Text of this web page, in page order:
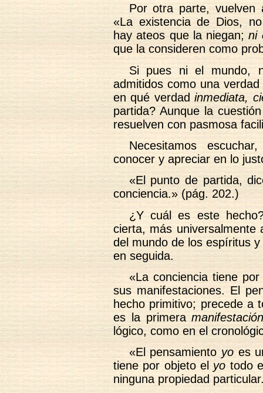
Por otra parte, vuelven
«La existencia de Dios,
hay ateos que la niegan;ni
que la consideren como
Si pues ni el mundo,
admitidos como una
en qué verdadinmediata,
partida? Aunque la
resuelven con pasmosa
Necesitamos
conocer y apreciar en lo
«El punto de partida,
conciencia.» (pág. 202.)
¿Y cuál es este
cierta, más universalmente
del mundo de los espíritus
en seguida.
«La conciencia tiene
sus manifestaciones. El
hecho primitivo; precede a
es la primera
lógico, como en el
«El pensamiento yoes
tiene por objeto el yo todo
ninguna propiedad